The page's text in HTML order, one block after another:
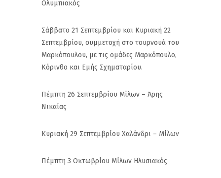
Ολυμπιακός
Σάββατο 21 Σεπτεμβρίου και Κυριακή 22
Σεπτεμβρίου, συμμετοχή στο τουρνουά του
Μαρκόπουλου, με τις ομάδες Μαρκόπουλο,
Κόρινθο και Εμής Σχηματαρίου.
Πέμπτη 26 Σεπτεμβρίου Μίλων – Άρης
Νικαίας
Κυριακή 29 Σεπτεμβρίου Χαλάνδρι – Μίλων
Πέμπτη 3 Οκτωβρίου Μίλων Ηλυσιακός